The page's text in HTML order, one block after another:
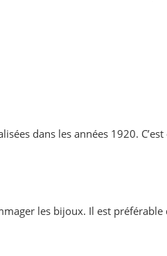
dans les années 1920.
les bijoux. Il est